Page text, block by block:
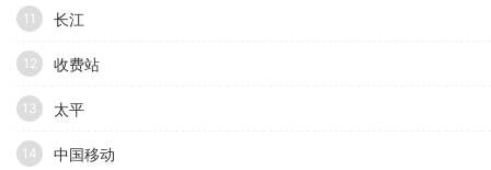
11 长江
12 收费站
13 太平
14 中国移动